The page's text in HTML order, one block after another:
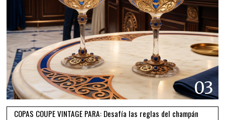
03
COPAS COUPE VINTAGE PARA: Desafía las reglas del champán